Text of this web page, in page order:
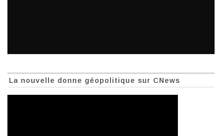
La nouvelle donne géopolitique sur CNews